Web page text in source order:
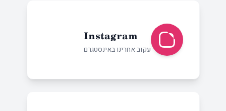
Instagram
עקוב אחרינו באינסטגרם